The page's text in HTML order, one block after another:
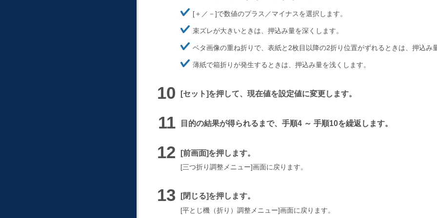
ほ
そ
く
＋／－ で数値のプラス／マイナスを選択します。
ほ
そ
く
束ズレが大きいときは、押込み量を深くします。
ほ
そ
く
ベタ画像の重ね折りで、表紙と2枚目以降の2折り位置がずれるときは、押込み
ほ
そ
薄紙で箱折りが発生するときは、押込み量を浅くします。
セット を押して、現在値を設定値に変更します。
目的の結果が得られるまで、手順4 ～ 手順10を繰返します。
前画面 を押します。
三つ折り調整メニュー 画面に戻ります。
閉じる を押します。
平とじ機（折り）調整メニュー 画面に戻ります。